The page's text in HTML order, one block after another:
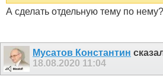
А сделать отдельную тему по нему?
Мусатов Константин
18.08.2020 11:04